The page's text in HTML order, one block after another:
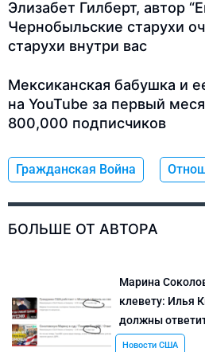
Элизабет Гилберт, автор
Чернобыльские старухи
старухи внутри вас
Мексиканская бабушка и
на YouTube за первый
800,000 подписчиков
Гражданская Война
БОЛЬШЕ ОТ АВТОРА
Марина
клевету: Илья
должны
Новости США